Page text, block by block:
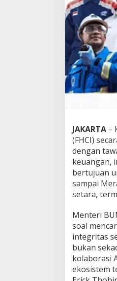
JAKARTA –
(FHCI)
dengan
keuangan,
bertujuan
sampai
setara,
Menteri
soal
integritas
bukan
kolaborasi
ekosistem